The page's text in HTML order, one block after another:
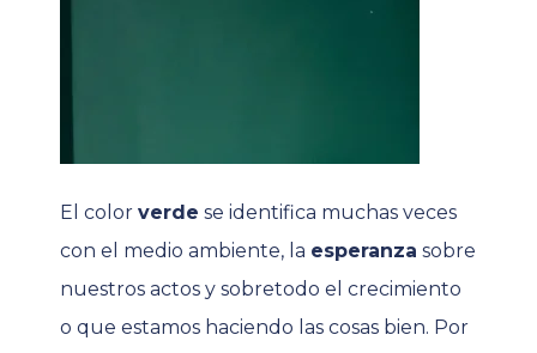
El color verde se identifica muchas veces
con el medio ambiente, la esperanza sobre
nuestros actos y sobretodo el crecimiento
o que estamos haciendo las cosas bien. Por